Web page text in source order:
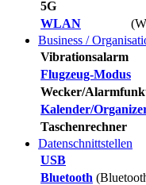
5G
WLAN
Business /
Vibrationsalarm
Flugzeug-Modus
Wecker/
Kalender/
Taschenrechner
Datenschnittstellen
USB
Bluetooth